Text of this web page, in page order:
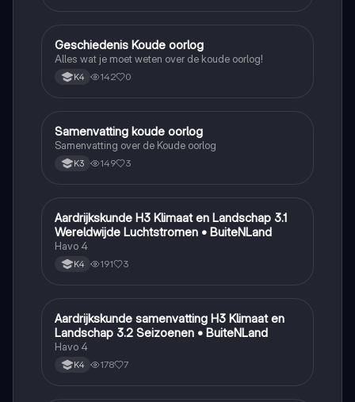
Geschiedenis
Geschiedenis Koude oorlog
Alles wat je moet weten over de koude oorlog!
K4 142 0
Geschiedenis
Samenvatting koude oorlog
Samenvatting over de Koude oorlog
K3 149 3
Aardrijkskunde
Aardrijkskunde H3 Klimaat en Landschap 3.1
Wereldwijde Luchtstromen • BuiteNLand
Havo 4
K4 191 3
Aardrijkskunde
Aardrijkskunde samenvatting H3 Klimaat en
Landschap 3.2 Seizoenen • BuiteNLand
Havo 4
K4 178 7